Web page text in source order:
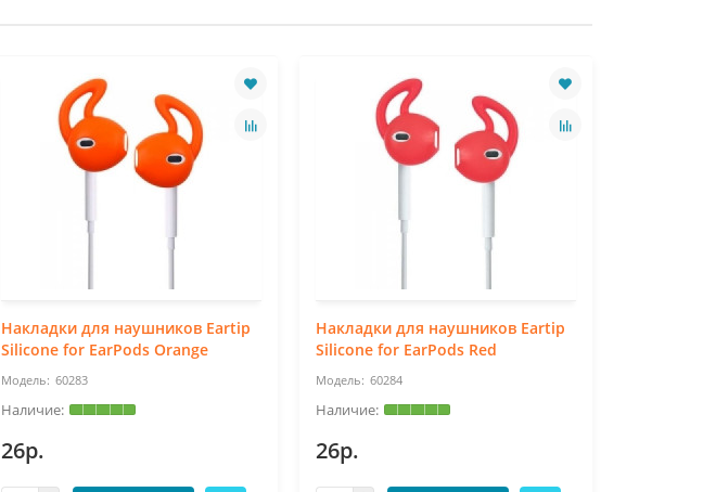
Накладки для наушников Eartip
Silicone for EarPods Orange
60283
26р.
Накладки для наушников Eartip
Silicone for EarPods Red
60284
26р.